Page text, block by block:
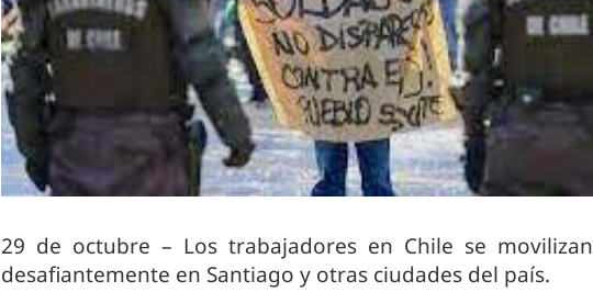
29 de octubre – Los trabajadores en Chile se
desafiantemente en Santiago y otras ciudades del país.